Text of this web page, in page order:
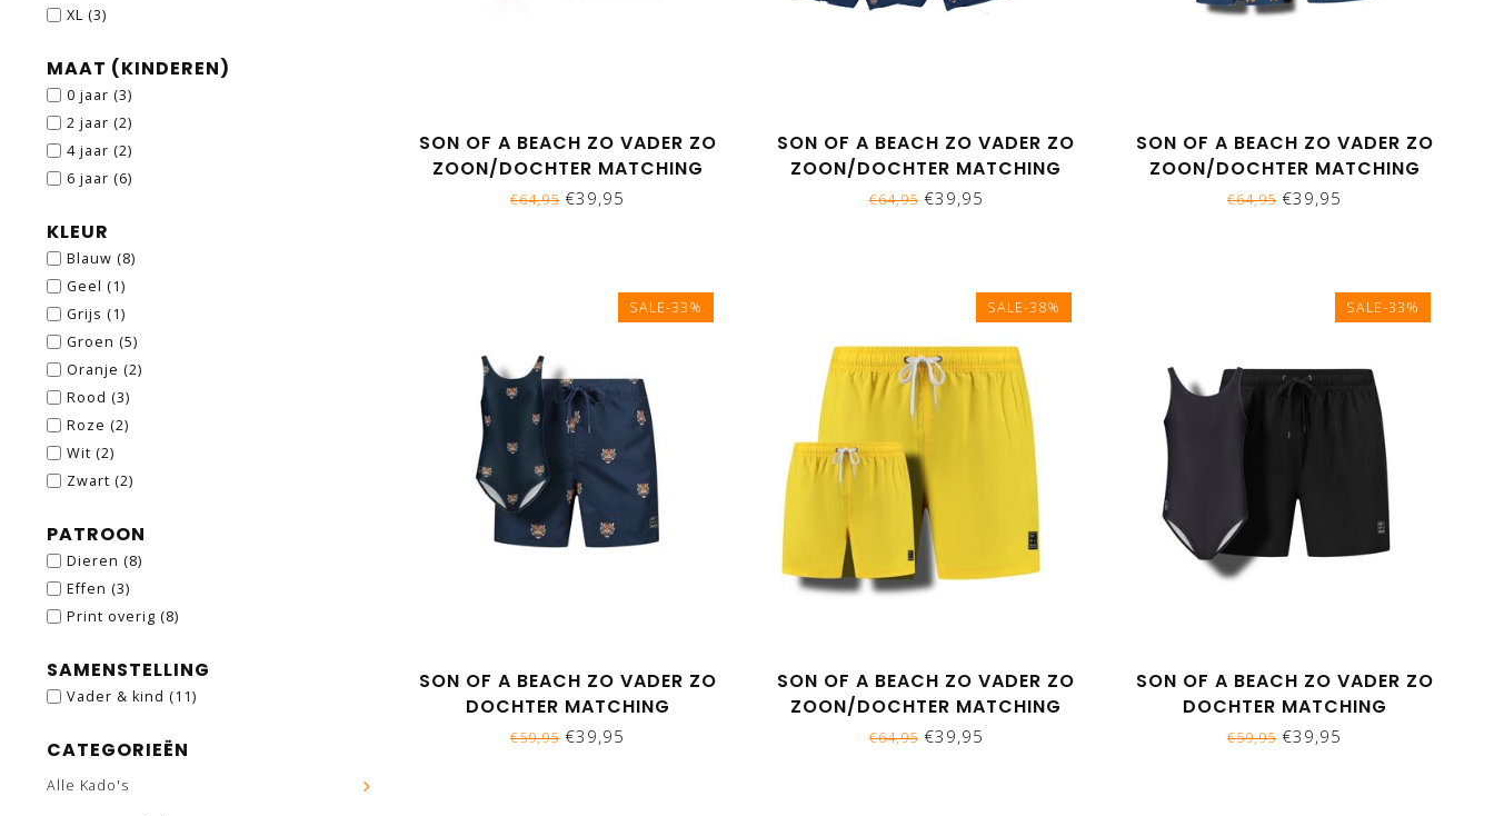
XL (3)
MAAT (KINDEREN)
0 jaar (3)
2 jaar (2)
4 jaar (2)
6 jaar (6)
KLEUR
Blauw (8)
Geel (1)
Grijs (1)
Groen (5)
Oranje (2)
Rood (3)
Roze (2)
Wit (2)
Zwart (2)
PATROON
Dieren (8)
Effen (3)
Print overig (8)
SAMENSTELLING
Vader & kind (11)
CATEGORIEËN
Alle Kado's
SON OF A BEACH ZO VADER ZO
ZOON/DOCHTER MATCHING
ZWEMBROEKEN - BEACHBALL
€64,95€39,95
SON OF A BEACH ZO VADER ZO
ZOON/DOCHTER MATCHING
ZWEMBROEKEN - TIJGERKOP
€64,95€39,95
SON OF A BEACH ZO VADER ZO
ZOON/DOCHTER MATCHING
ZWEMBROEKEN - DUMBELLS
€64,95€39,95
SALE-33%
SON OF A BEACH ZO VADER ZO
DOCHTER MATCHING
ZWEMBROEK & BADPAK -
€59,95€39,95
SALE-38%
SON OF A BEACH ZO VADER ZO
ZOON/DOCHTER MATCHING
ZWEMBROEKEN - UNI GEEL
€64,95€39,95
SALE-33%
SON OF A BEACH ZO VADER ZO
DOCHTER MATCHING
ZWEMBROEK & BADPAK - UNI
€59,95€39,95